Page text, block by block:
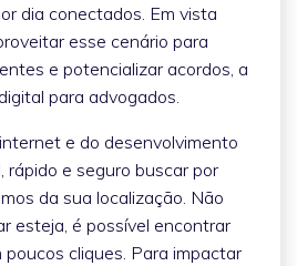
dia conectados. Em vista
esse cenário para
e potencializar acordos, a
para advogados.
e do desenvolvimento
e seguro buscar por
da sua localização. Não
esteja, é possível encontrar
cliques. Para impactar